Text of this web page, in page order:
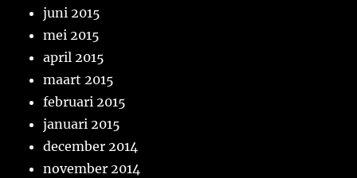
juni 2015
mei 2015
april 2015
maart 2015
februari 2015
januari 2015
december 2014
november 2014